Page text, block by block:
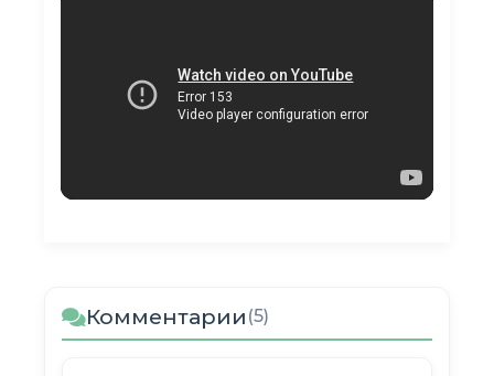
Комментарии (5)